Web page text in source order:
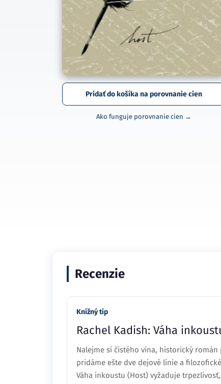
Pridať do košíka na porovnanie cien
Ako funguje porovnanie cien →
Recenzie
Knižný tip
Rachel Kadish: Váha
Nalejme si čistého vína, historický
pridáme ešte dve dejové línie a
Váha inkoustu (Host) vyžaduje